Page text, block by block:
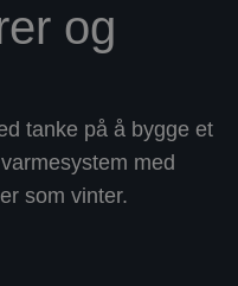
og
tanke på å bygge et
med
som vinter.